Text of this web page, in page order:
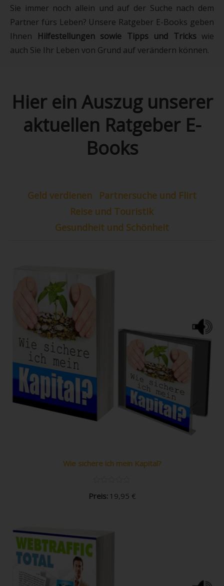
Sie immer noch allein und auf der Suche nach dem
Partner fürs Leben? Unsere Ratgeber E-Books geben
Ihnen
Hilfestellungen sowie Tipps und Trickswie
auch Sie Ihr Leben von Grund auf verändern können.
Hier ein Auszug unserer
aktuellen Ratgeber E-
Books
Geld verdienen
Partnersuche und Flirt
Reise und Touristik
Gesundheit und Schönheit
Wie sichere ich mein Kapital?
Preis: 19,95 €